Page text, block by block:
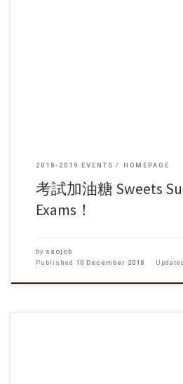
2018-2019 EVENTS HOMEPAGE
考試加油糖 Sweets
Exams！
by saojob
Published 10 December 2018 Updated